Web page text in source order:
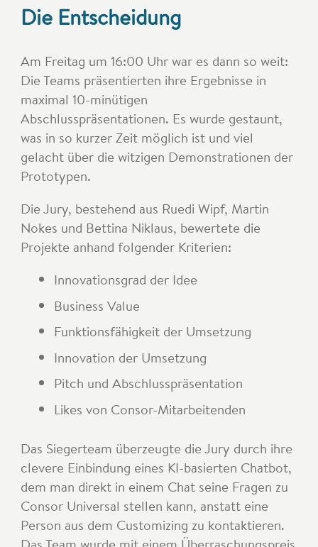
Die Entscheidung
Am Freitag um 16:00 Uhr war es dann so weit:
Die Teams präsentierten ihre Ergebnisse in
maximal 10-minütigen
Abschlusspräsentationen. Es wurde gestaunt,
was in so kurzer Zeit möglich ist und viel
gelacht über die witzigen Demonstrationen der
Prototypen.
Die Jury, bestehend aus Ruedi Wipf, Martin
Nokes und Bettina Niklaus, bewertete die
Projekte anhand folgender Kriterien:
Innovationsgrad der Idee
Business Value
Funktionsfähigkeit der Umsetzung
Innovation der Umsetzung
Pitch und Abschlusspräsentation
Likes von Consor-Mitarbeitenden
Das Siegerteam überzeugte die Jury durch ihre
clevere Einbindung eines KI-basierten Chatbot,
dem man direkt in einem Chat seine Fragen zu
Consor Universal stellen kann, anstatt eine
Person aus dem Customizing zu kontaktieren.